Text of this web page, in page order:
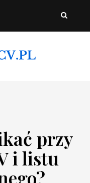
przy
i listu